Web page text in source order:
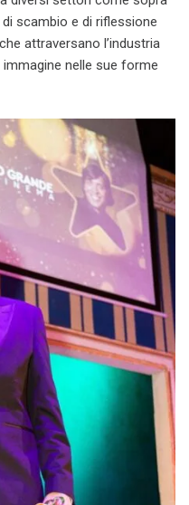
scambio e di riflessione
attraversano l’industria
nelle sue forme